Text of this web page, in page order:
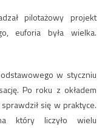
pilotażowy projekt
euforia była wielka.
w styczniu
Po roku z okładem
się w praktyce.
który liczyło wielu